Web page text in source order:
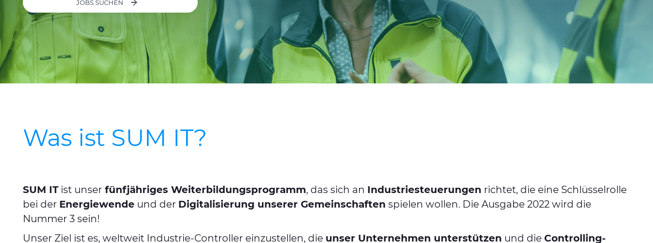
JOBS SUCHEN
Was ist SUM IT?
SUM ITist unser fünfjähriges Weiterbildungsprogramm, das sich an Industriesteuerungen richtet, die eine Schlüsselrolle
bei der Energiewende und der Digitalisierung unserer Gemeinschaften spielen wollen. Die Ausgabe 2022 wird die
Nummer 3 sein!
Unser Ziel ist es, weltweit Industrie-Controller einzustellen, die unser Unternehmen unterstützen und die Controlling-